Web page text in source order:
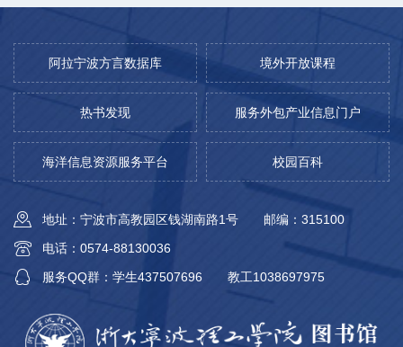
阿拉宁波方言数据库 境外开放课程
热书发现 服务外包产业信息门户
海洋信息资源服务平台 校园百科
地址：宁波市高教园区钱湖南路1号
邮编：315100
电话：0574-88130036
服务QQ群：学生437507696
教工1038697975